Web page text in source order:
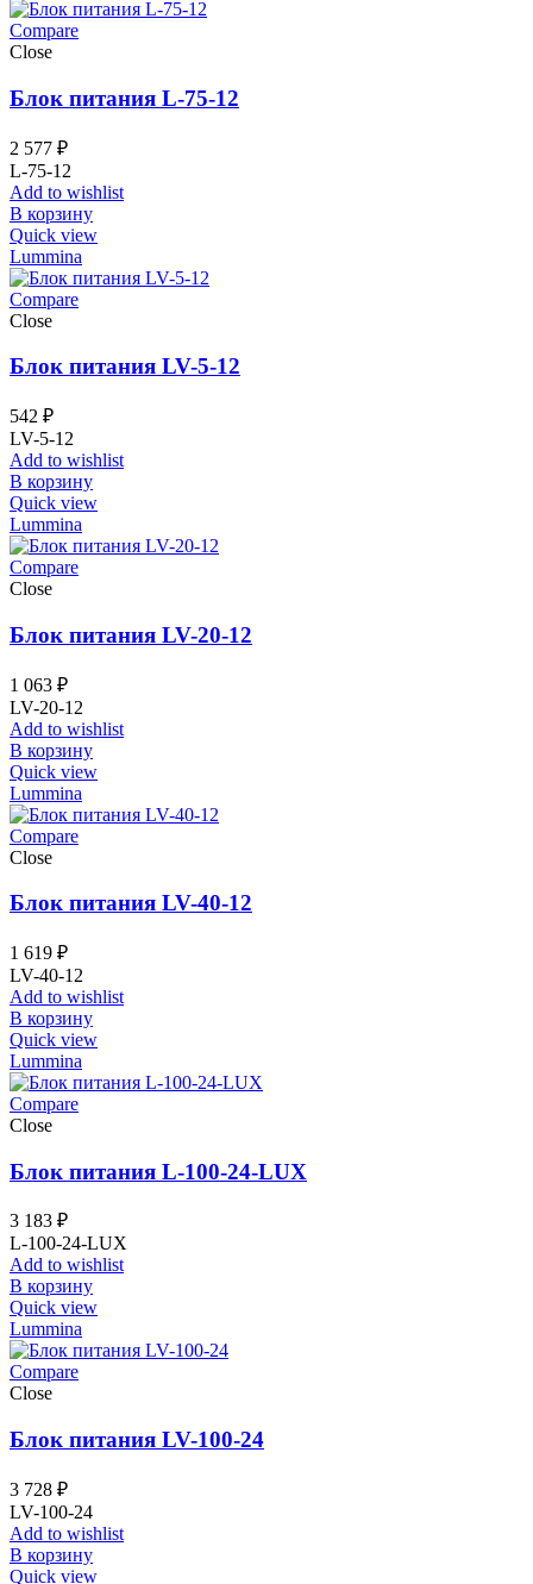
Compare
Close
Блок питания L-75-12
2 577 ₽
L-75-12
Add to wishlist
В корзину
Quick view
Lummina
Compare
Close
Блок питания LV-5-12
542 ₽
LV-5-12
Add to wishlist
В корзину
Quick view
Lummina
Compare
Close
Блок питания LV-20-12
1 063 ₽
LV-20-12
Add to wishlist
В корзину
Quick view
Lummina
Compare
Close
Блок питания LV-40-12
1 619 ₽
LV-40-12
Add to wishlist
В корзину
Quick view
Lummina
Compare
Close
Блок питания L-100-24-LUX
3 183 ₽
L-100-24-LUX
Add to wishlist
В корзину
Quick view
Lummina
Compare
Close
Блок питания LV-100-24
3 728 ₽
LV-100-24
Add to wishlist
В корзину
Quick view